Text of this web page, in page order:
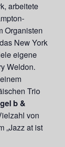
arbeitete
Organisten
New York
eigene
Weldon.
Trio
b &
von
„Jazz at ist